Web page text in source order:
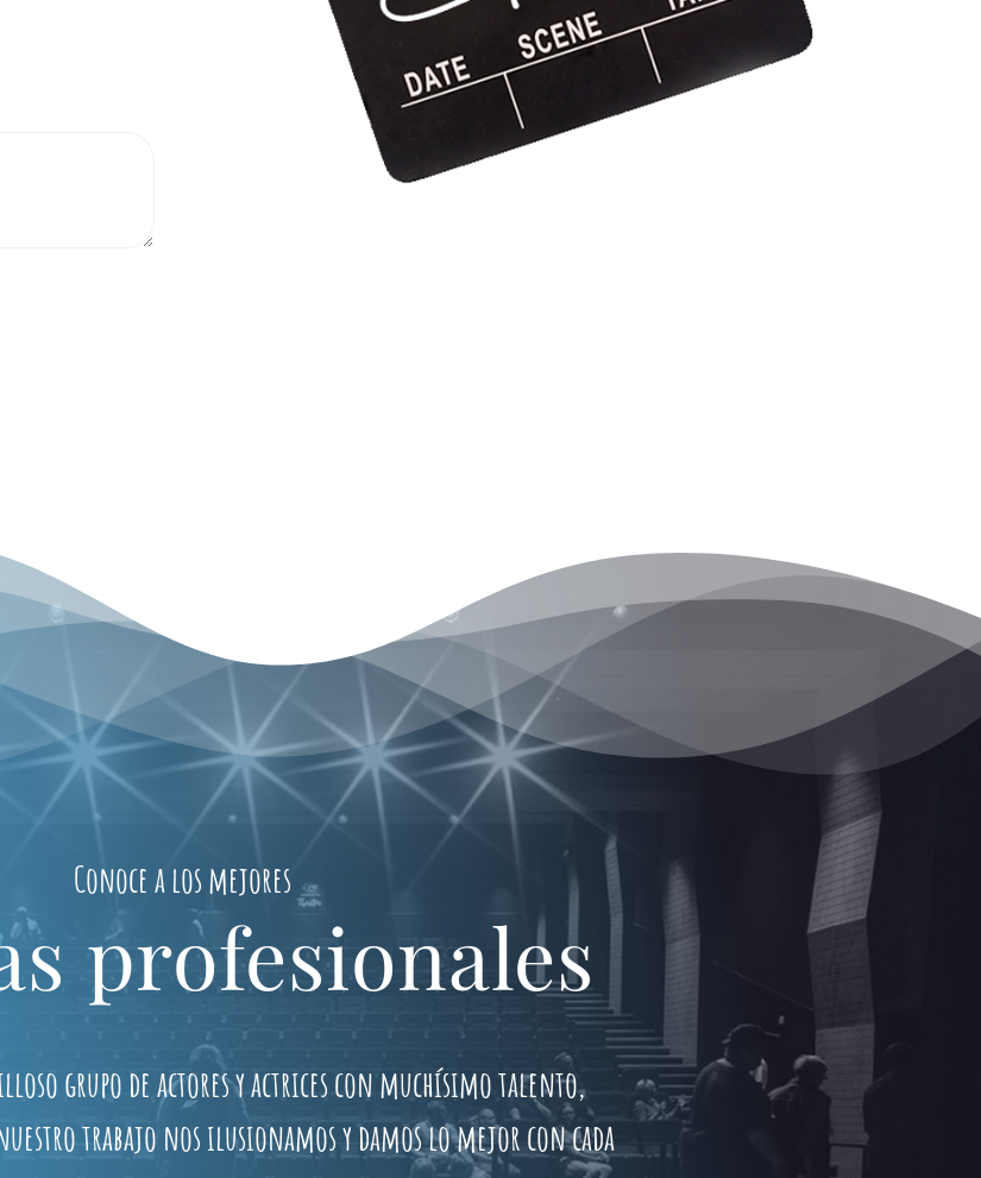
Conoce a los mejores
profesionales
grupo de actores y actrices con muchísimo talento,
trabajo nos ilusionamos y damos lo mejor con cada